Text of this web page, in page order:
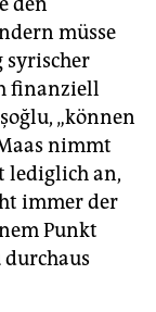
müsse
syrischer
finanziell
„können
nimmt
lediglich an,
immer der
Punkt